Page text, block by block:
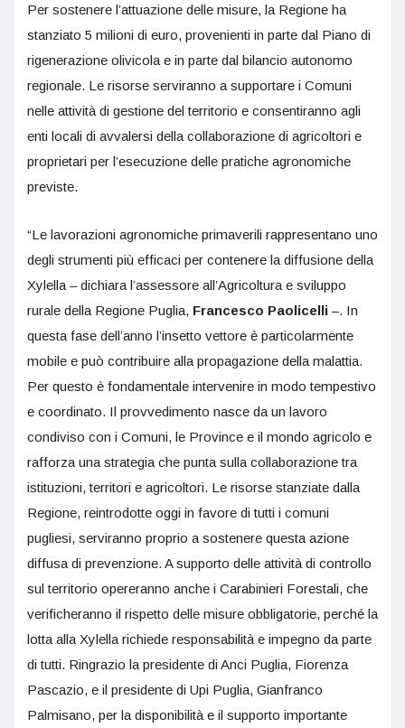
Per sostenere l’attuazione delle misure, la Regione ha
stanziato 5 milioni di euro, provenienti in parte dal Piano di
rigenerazione olivicola e in parte dal bilancio autonomo
regionale. Le risorse serviranno a supportare i Comuni
nelle attività di gestione del territorio e consentiranno agli
enti locali di avvalersi della collaborazione di agricoltori e
proprietari per l’esecuzione delle pratiche agronomiche
previste.
“Le lavorazioni agronomiche primaverili rappresentano uno
degli strumenti più efficaci per contenere la diffusione della
Xylella – dichiara l’assessore all’Agricoltura e sviluppo
rurale della Regione Puglia, Francesco Paolicelli –. In
questa fase dell’anno l’insetto vettore è particolarmente
mobile e può contribuire alla propagazione della malattia.
Per questo è fondamentale intervenire in modo tempestivo
e coordinato. Il provvedimento nasce da un lavoro
condiviso con i Comuni, le Province e il mondo agricolo e
rafforza una strategia che punta sulla collaborazione tra
istituzioni, territori e agricoltori. Le risorse stanziate dalla
Regione, reintrodotte oggi in favore di tutti i comuni
pugliesi, serviranno proprio a sostenere questa azione
diffusa di prevenzione. A supporto delle attività di controllo
sul territorio opereranno anche i Carabinieri Forestali, che
verificheranno il rispetto delle misure obbligatorie, perché la
lotta alla Xylella richiede responsabilità e impegno da parte
di tutti. Ringrazio la presidente di Anci Puglia, Fiorenza
Pascazio, e il presidente di Upi Puglia, Gianfranco
Palmisano, per la disponibilità e il supporto importante